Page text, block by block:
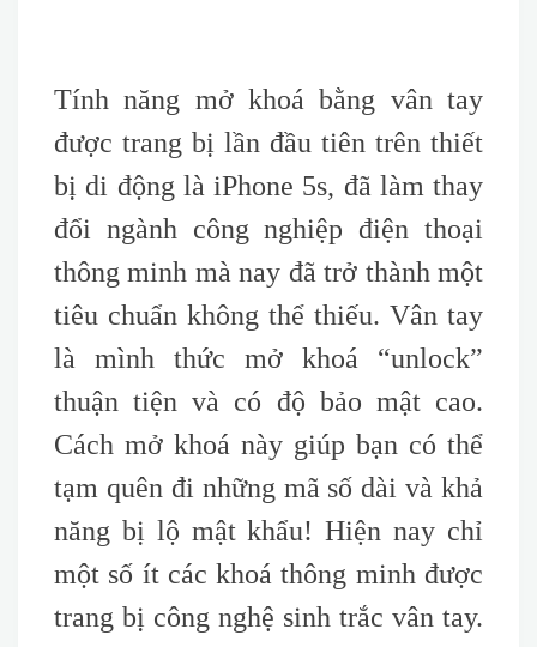
Tính năng mở khoá bằng vân tay
được trang bị lần đầu tiên trên thiết
bị di động là iPhone 5s, đã làm thay
đổi ngành công nghiệp điện thoại
thông minh mà nay đã trở thành một
tiêu chuẩn không thể thiếu. Vân tay
là mình thức mở khoá “unlock”
thuận tiện và có độ bảo mật cao.
Cách mở khoá này giúp bạn có thể
tạm quên đi những mã số dài và khả
năng bị lộ mật khẩu! Hiện nay chỉ
một số ít các khoá thông minh được
trang bị công nghệ sinh trắc vân tay.